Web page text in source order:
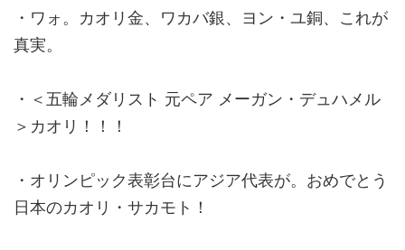
・ワォ。カオリ金、ワカバ銀、ヨン・ユ銅、これが
真実。
・＜五輪メダリスト 元ペア メーガン・デュハメル
＞カオリ！！！
・オリンピック表彰台にアジア代表が。おめでとう
日本のカオリ・サカモト！